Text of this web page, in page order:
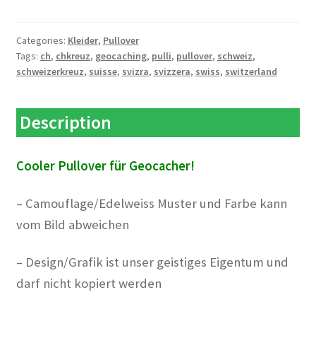
Categories: Kleider, Pullover
Tags: ch, chkreuz, geocaching, pulli, pullover, schweiz,
schweizerkreuz, suisse, svizra, svizzera, swiss, switzerland
Description
Cooler Pullover für Geocacher!
– Camouflage/Edelweiss Muster und Farbe kann
vom Bild abweichen
– Design/Grafik ist unser geistiges Eigentum und
darf nicht kopiert werden